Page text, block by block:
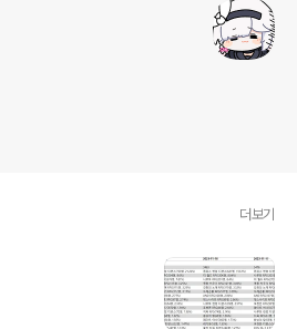
더보기